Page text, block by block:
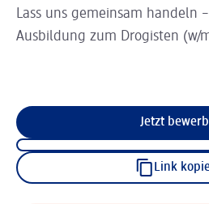
Lass uns gemeinsam handeln
Ausbildung zum Drogisten (w/
Jetzt
Link